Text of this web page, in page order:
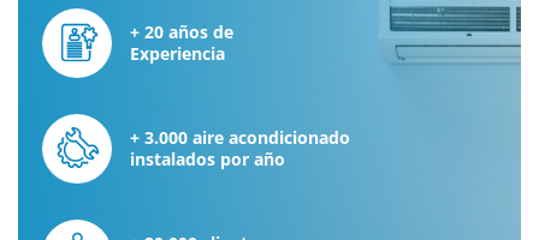
+ 20 años de
Experiencia
+ 3.000 aire acondicionado
instalados por año